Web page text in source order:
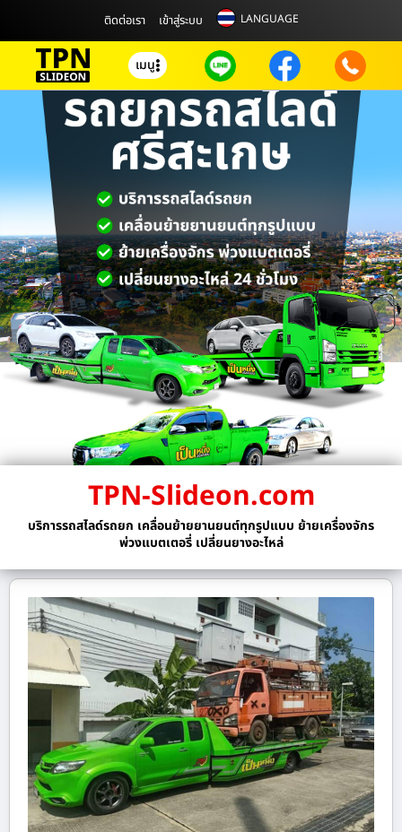
ติดต่อเรา เข้าสู่ระบบ LANGUAGE
เมนู
TPN-Slideon.com
บริการรถสไลด์รถยก เคลื่อนย้ายยานยนต์ทุกรูปแบบ ย้ายเครื่องจักร
พ่วงแบตเตอรี่ เปลี่ยนยางอะไหล่